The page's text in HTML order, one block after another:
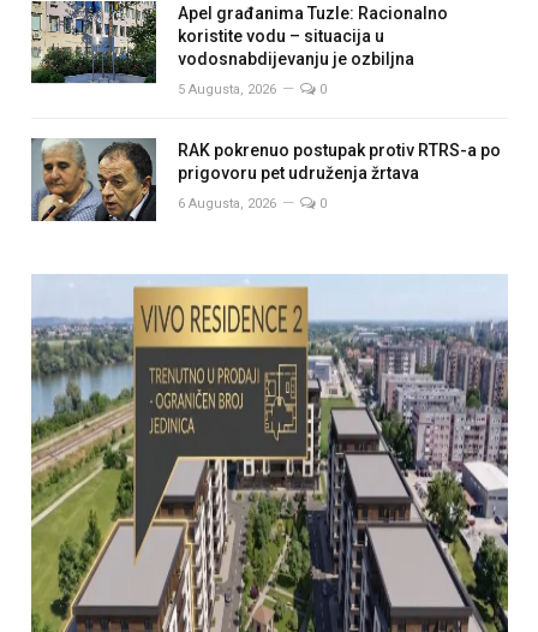
Apel građanima Tuzle: Racionalno
koristite vodu – situacija u
vodosnabdijevanju je ozbiljna
5 Augusta, 2026 0
RAK pokrenuo postupak protiv RTRS-a po
prigovoru pet udruženja žrtava
6 Augusta, 2026 0